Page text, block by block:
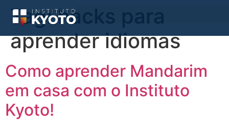
Tag:hacks para
aprender idiomas
Como aprender Mandarim
em casa com o Instituto
Kyoto!